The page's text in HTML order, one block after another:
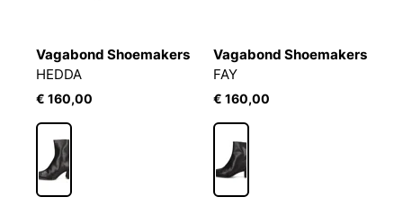
Vagabond Shoemakers
HEDDA
€ 160,00
Vagabond Shoemakers
FAY
€ 160,00